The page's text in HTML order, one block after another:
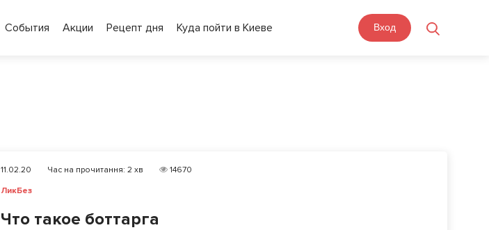
События Акции Рецепт дня Куда пойти в Киеве Вход
11.02.20 Час на прочитання: 2 хв
14670
ЛикБез
Что такое боттарга